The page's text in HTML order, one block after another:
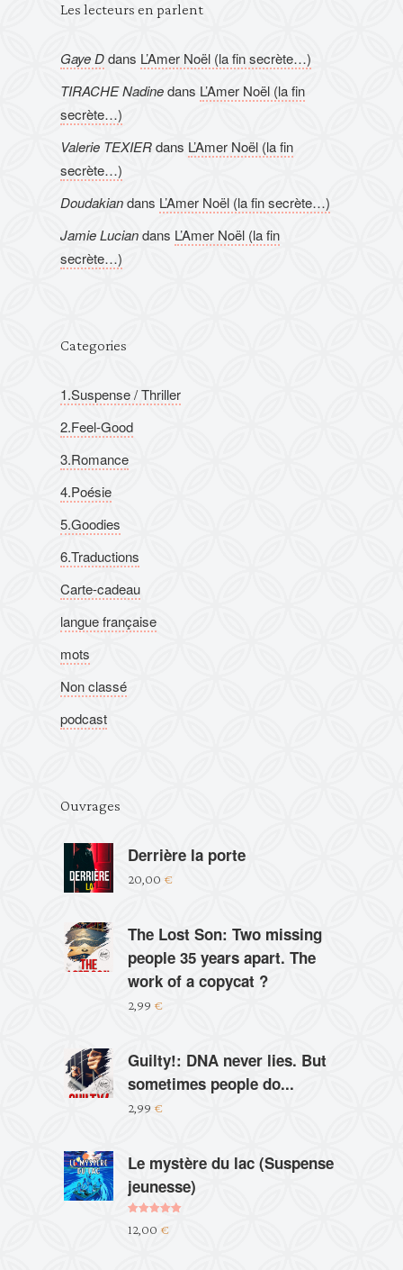
Les lecteurs en parlent
Gaye Ddans L’Amer Noël (la fin secrète…)
TIRACHE Nadinedans L’Amer Noël (la fin
secrète…)
Valerie TEXIERdans L’Amer Noël (la fin
secrète…)
Doudakiandans L’Amer Noël (la fin secrète…)
Jamie Luciandans L’Amer Noël (la fin
secrète…)
Categories
1.Suspense / Thriller
2.Feel-Good
3.Romance
4.Poésie
5.Goodies
6.Traductions
Carte-cadeau
langue française
mots
Non classé
podcast
Ouvrages
Derrière la porte
20,00 €
The Lost Son: Two missing
people 35 years apart. The
work of a copycat ?
2,99 €
Guilty!: DNA never lies. But
sometimes people do...
2,99 €
Le mystère du lac (Suspense
jeunesse)
sur 5
12,00 €